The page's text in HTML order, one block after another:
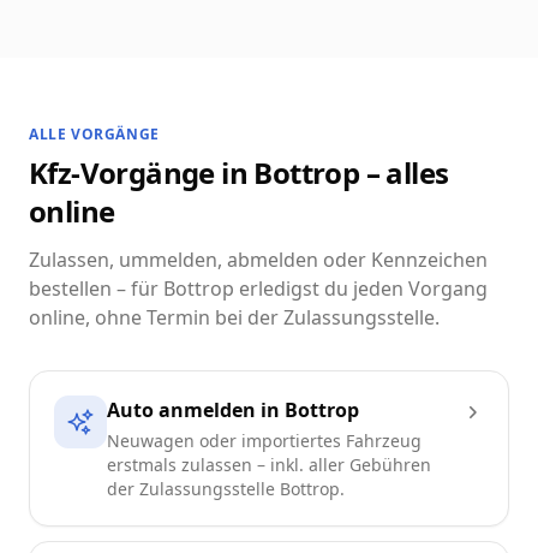
ALLE VORGÄNGE
Kfz-Vorgänge in Bottrop – alles
online
Zulassen, ummelden, abmelden oder Kennzeichen
bestellen – für Bottrop erledigst du jeden Vorgang
online, ohne Termin bei der Zulassungsstelle.
Auto anmelden in Bottrop
Neuwagen oder importiertes Fahrzeug
erstmals zulassen – inkl. aller Gebühren
der Zulassungsstelle Bottrop.